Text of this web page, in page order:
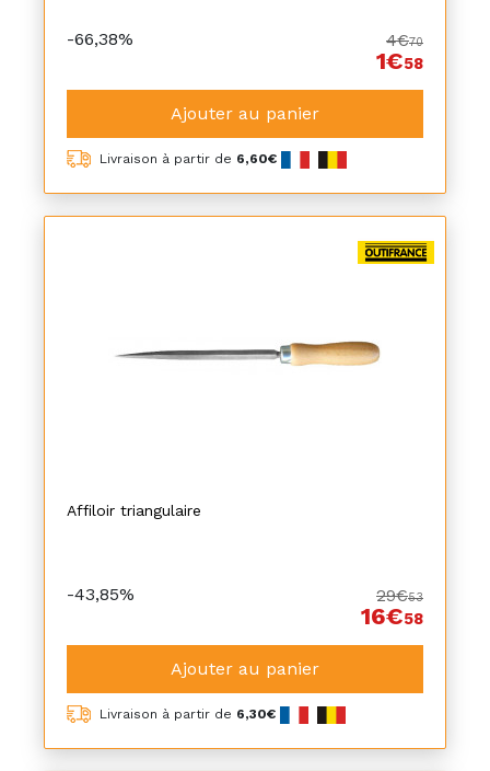
-66,38% 4€70
1€58
Ajouter au panier
Livraison à partir de 6,60€
Affiloir triangulaire
-43,85% 29€53
16€58
Ajouter au panier
Livraison à partir de 6,30€